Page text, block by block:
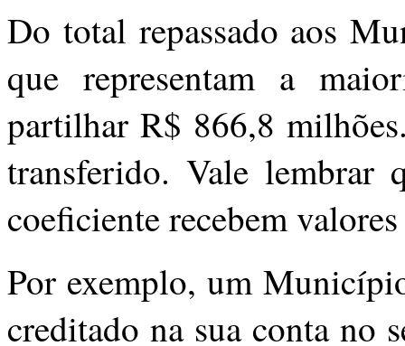
Do total repassado aos
que representam a
partilhar R$ 866,8
transferido. Vale lembrar
coeficiente recebem
Por exemplo, um
creditado na sua conta no